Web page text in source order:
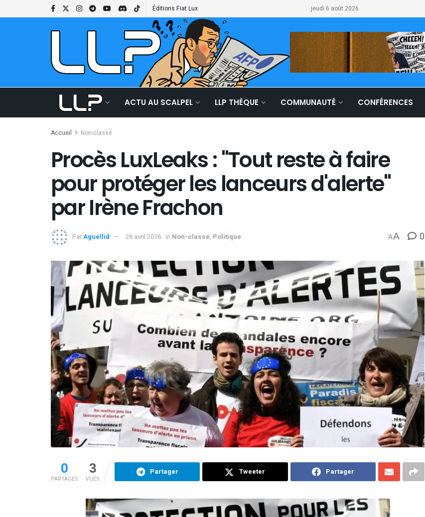
Éditions Fiat Lux jeudi 6 août 2026
ACTU AU SCALPEL LLP THÈQUE COMMUNAUTÉ CONFÉRENCES
Accueil Non-classé
Procès LuxLeaks : "Tout reste à faire
pour protéger les lanceurs d'alerte"
par Irène Frachon
ParAguellid 26 avril 2016 in Non-classé, Politique AA 0
0
PARTAGES
3
VUES
Partager Tweeter Partager